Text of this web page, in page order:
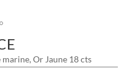
Or Jaune 18 cts